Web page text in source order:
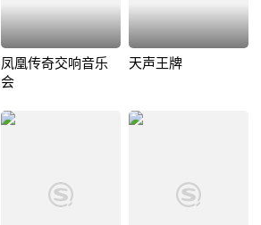
凤凰传奇交响音乐
会
天声王牌